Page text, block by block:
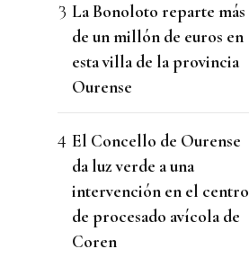
La Bonoloto reparte más
de un millón de euros en
esta villa de la provincia
Ourense
El Concello de Ourense
da luz verde a una
intervención en el centro
de procesado avícola de
Coren